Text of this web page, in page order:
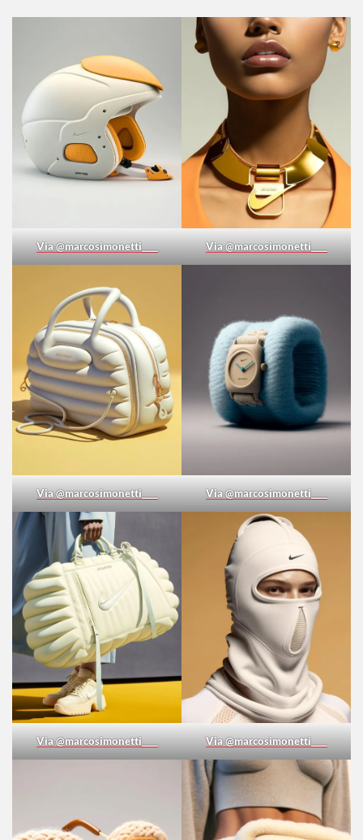
Via @marcosimonetti____ Via @marcosimonetti____
Via @marcosimonetti____ Via @marcosimonetti____
Via @marcosimonetti____ Via @marcosimonetti____